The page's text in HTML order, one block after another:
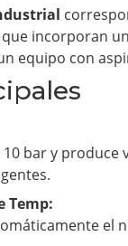
que incorporan
equipo con
bar y
Temp: